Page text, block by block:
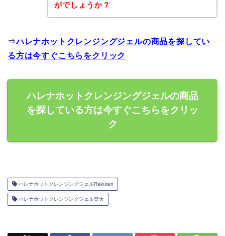
がでしょうか？
⇒ハレナホットクレンジングジェルの商品を探してい
る方は今すぐこちらをクリック
ハレナホットクレンジングジェルの商品
を探している方は今すぐこちらをクリッ
ク
ハレナホットクレンジングジェルRakuten
ハレナホットクレンジングジェル楽天